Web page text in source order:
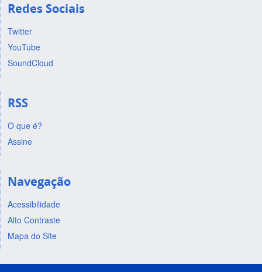
Redes Sociais
Twitter
YouTube
SoundCloud
RSS
O que é?
Assine
Navegação
Acessibilidade
Alto Contraste
Mapa do Site